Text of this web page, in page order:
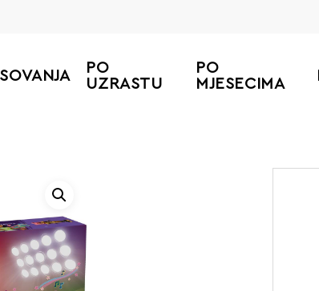
PO
UZRASTU
PO
MJESECIMA